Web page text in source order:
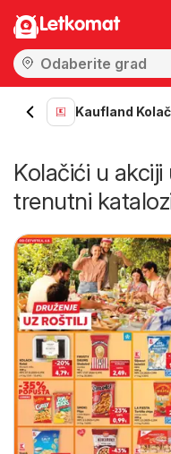
Letkomat
Kaufland
Kolačići u
trenutni